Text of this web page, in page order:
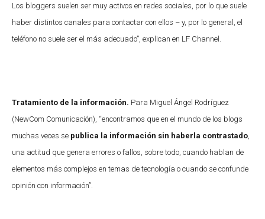
Los bloggers suelen ser muy activos en redes sociales, por lo que suele
haber distintos canales para contactar con ellos – y, por lo general, el
teléfono no suele ser el más adecuado”, explican en LF Channel.
Tratamiento de la información. Para Miguel Ángel Rodríguez
(NewCom Comunicación), “encontramos que en el mundo de los blogs
muchas veces se publica la información sin haberla contrastado
una actitud que genera errores o fallos, sobre todo, cuando hablan de
elementos más complejos en temas de tecnología o cuando se confunde
opinión con información”.